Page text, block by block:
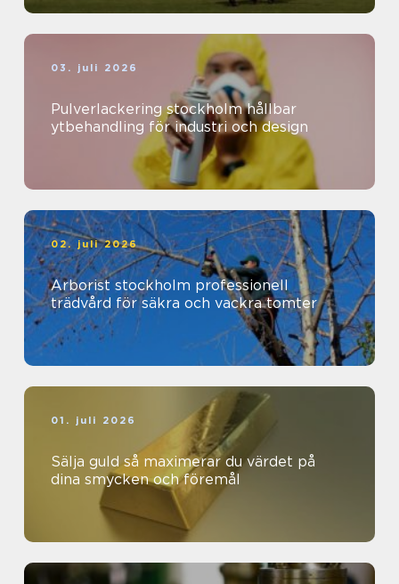
03. juli 2026
Pulverlackering stockholm hållbar
ytbehandling för industri och design
02. juli 2026
Arborist stockholm professionell
trädvård för säkra och vackra tomter
01. juli 2026
Sälja guld så maximerar du värdet på
dina smycken och föremål